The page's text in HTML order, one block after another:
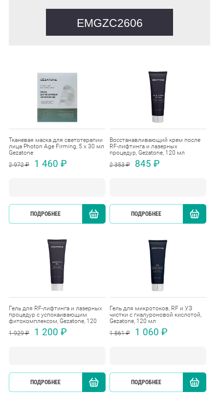
EMGZC2606
Тканевая маска для светотерапии
лица Photon Age Firming, 5 х 30 мл
Gezatone
2 972 ₽
1 460 ₽
ПОДРОБНЕЕ КУПИТЬ
Восстанавливающий крем после
RF-лифтинга и лазерных
процедур, Gezatone, 120 мл
2 353 ₽
845 ₽
ПОДРОБНЕЕ
Гель для RF-лифтинга и лазерных
процедур с успокаивающим
фитокомплексом, Gezatone, 120
1 929 ₽
1 200 ₽
ПОДРОБНЕЕ КУПИТЬ
Гель для микротоков, RF и УЗ
чистки с гиалуроновой кислотой,
Gezatone, 120 мл
1 861 ₽
1 060 ₽
ПОДРОБНЕЕ